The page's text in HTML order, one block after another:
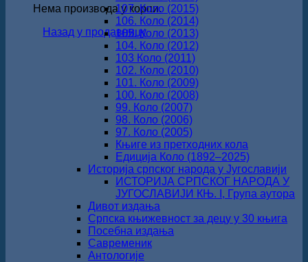
Нема производа у корпи.
Назад у продавницу
107. Коло (2015)
106. Коло (2014)
105. Коло (2013)
104. Коло (2012)
103 Коло (2011)
102. Коло (2010)
101. Коло (2009)
100. Коло (2008)
99. Коло (2007)
98. Коло (2006)
97. Коло (2005)
Књиге из претходних кола
Едиција Коло (1892‒2025)
Историја српског народа у Југославији
ИСТОРИЈА СРПСКОГ НАРОДА У
ЈУГОСЛАВИЈИ КЊ. I, Група аутора
Дивот издања
Српска књижевност за децу у 30 књига
Посебна издања
Савременик
Антологије